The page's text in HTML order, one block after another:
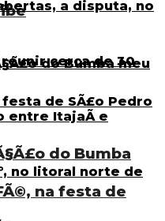
do Bumba
na festa de